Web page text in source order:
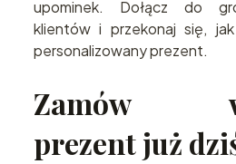
upominek. Dołącz do
klientów i przekonaj się,
personalizowany prezent.
Zamów
prezent już